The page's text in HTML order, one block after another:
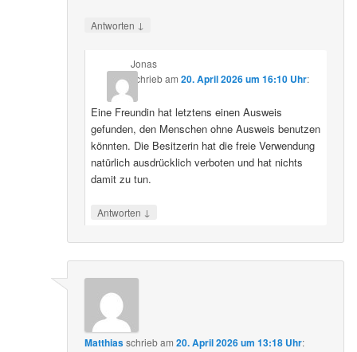
Antworten ↓
Jonas
schriebam 20. April 2026 um 16:10 Uhr:
Eine Freundin hat letztens einen Ausweis
gefunden, den Menschen ohne Ausweis benutzen
könnten. Die Besitzerin hat die freie Verwendung
natürlich ausdrücklich verboten und hat nichts
damit zu tun.
Antworten ↓
Matthiasschriebam20. April 2026 um 13:18 Uhr: